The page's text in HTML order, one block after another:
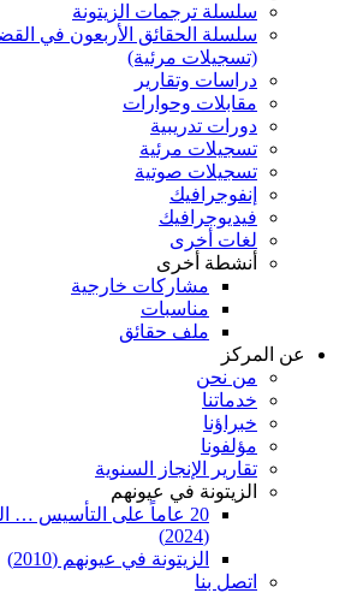
سلسلة ترجمات الزيتونة
سلسلة الحقائق الأربعون في
(تسجيلات مرئية)
دراسات وتقارير
مقابلات وحوارات
دورات تدريبية
تسجيلات مرئية
تسجيلات صوتية
إنفوجرافيك
فيديوجرافيك
لغات أخرى
أنشطة أخرى
مشاركات خارجية
مناسبات
ملف حقائق
عن المركز
من نحن
خدماتنا
خبراؤنا
مؤلفونا
تقارير الإنجاز السنوية
الزيتونة في عيونهم
20 عاماً على التأسيس …
(2024)
الزيتونة في عيونهم (2010)
اتصل بنا